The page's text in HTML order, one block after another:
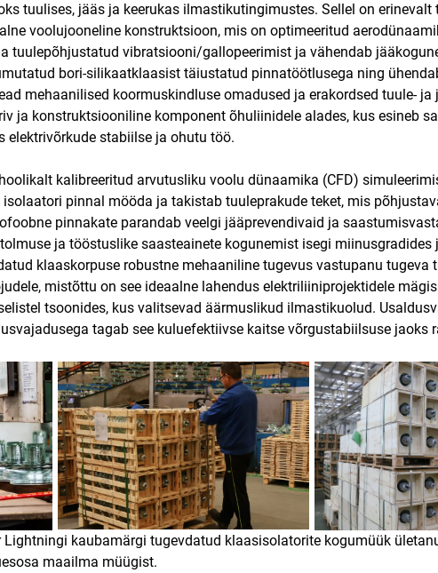
tuulises, jääs ja keerukas ilmastikutingimustes. Sellel on
voolujooneline konstruktsioon, mis on optimeeritud
tuulepõhjustatud vibratsiooni/gallopeerimist ja vähendab
bori-silikaatklaasist täiustatud pinnatöötlusega ning
mehaanilised koormuskindluse omadused ja erakordsed tuule- ja
ja konstruktsiooniline komponent õhuliinidele alades, kus esineb
elektrivõrkude stabiilse ja ohutu töö.
kalibreeritud arvutusliku voolu dünaamika (CFD)
pinnal mööda ja takistab tuuleprakude teket, mis
pinnakate parandab veelgi jääprevendivaid ja
ja tööstuslike saasteainete kogunemist isegi miinusgradides
klaaskorpuse robustne mehaaniline tugevus vastupanu tugeva
mistõttu on see ideaalne lahendus elektriliiniprojektidele
tsoonides, kus valitsevad äärmuslikud ilmastikuolud.
tagab see kuluefektiivse kaitse võrgustabiilsuse jaoks
kaubamärgi tugevdatud klaasisolatorite kogumüük
maailma müügist.